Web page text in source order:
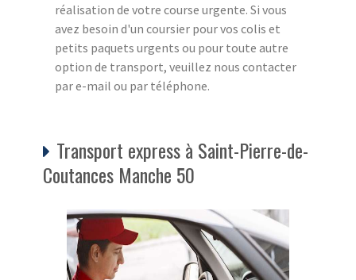
réalisation de votre course urgente. Si vous
avez besoin d'un coursier pour vos colis et
petits paquets urgents ou pour toute autre
option de transport, veuillez nous contacter
par e-mail ou par téléphone.
Transport express à Saint-Pierre-de-
Coutances Manche 50